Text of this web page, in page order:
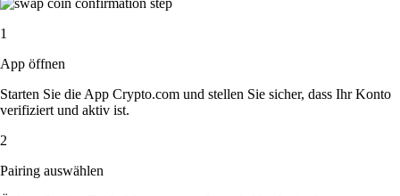
1
App öffnen
Starten Sie die App Crypto.com und stellen Sie sicher, dass Ihr Konto
verifiziert und aktiv ist.
2
Pairing auswählen